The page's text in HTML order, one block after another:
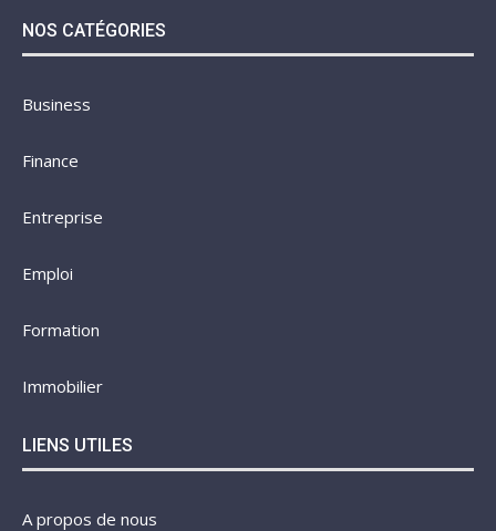
NOS CATÉGORIES
Business
Finance
Entreprise
Emploi
Formation
Immobilier
LIENS UTILES
A propos de nous